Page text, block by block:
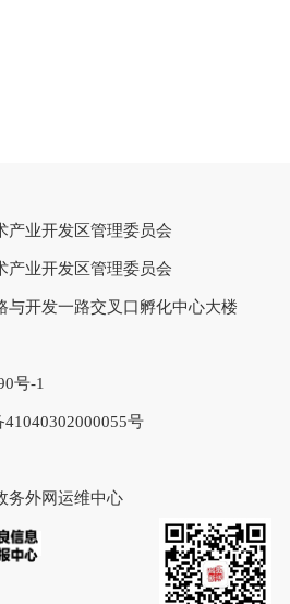
产业开发区管理委员会
产业开发区管理委员会
与开发一路交叉口孵化中心大楼
号-1
号
务外网运维中心